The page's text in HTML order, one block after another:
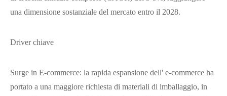
una dimensione sostanziale del mercato entro il 2028.
Driver chiave
Surge in E-commerce: la rapida espansione dell' e-commerce ha
portato a una maggiore richiesta di materiali di imballaggio, in